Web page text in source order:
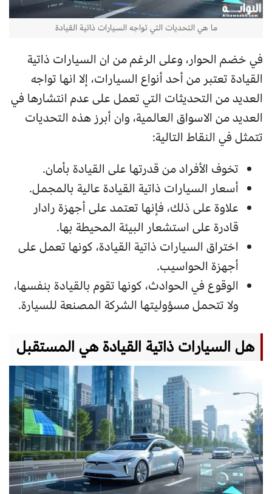
ما هي التحديات التي تواجه السيارات ذاتية القيادة
في خضم الحوار، وعلى الرغم من ان السيارات ذاتية
القيادة تعتبر من أحد أنواع السيارات، إلا انها تواجه
العديد من التحديثات التي تعمل على عدم انتشارها في
العديد من الاسواق العالمية، وان أبرز هذه التحديات
تتمثل في النقاط التالية:
تخوف الأفراد من قدرتها على القيادة بأمان.
أسعار السيارات ذاتية القيادة عالية بالمجمل.
علاوة على ذلك، فإنها تعتمد على أجهزة رادار
قادرة على استشعار البيئة المحيطة بها.
اختراق السيارات ذاتية القيادة، كونها تعمل على
أجهزة الحواسيب.
الوقوع في الحوادث، كونها تقوم بالقيادة بنفسها،
ولا تتحمل مسؤوليتها الشركة المصنعة للسيارة.
هل السيارات ذاتية القيادة هي المستقبل